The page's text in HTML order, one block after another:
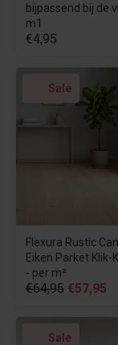
bijpassend bij de
m1
€4,95
Sale
Flexura Rustic
Eiken Parket Klik-
- per m²
€64,95 €57,95
Sale